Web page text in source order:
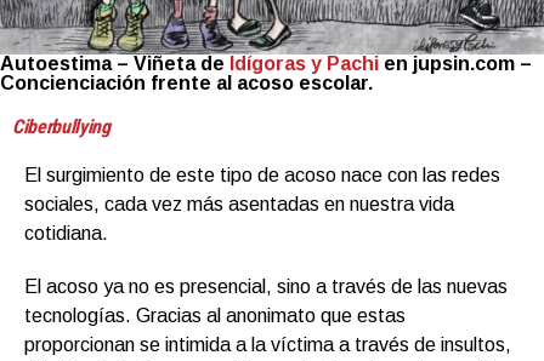
Autoestima – Viñeta de Idígoras y Pachi en jupsin.com –
Concienciación frente al acoso escolar.
Ciberbullying
El surgimiento de este tipo de acoso nace con las redes
sociales, cada vez más asentadas en nuestra vida
cotidiana.
El acoso ya no es presencial, sino a través de las nuevas
tecnologías. Gracias al anonimato que estas
proporcionan se intimida a la víctima a través de insultos,